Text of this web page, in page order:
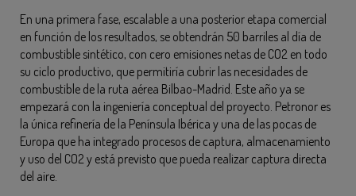
En una primera fase, escalable a una posterior etapa comercial
en función de los resultados, se obtendrán 50 barriles al día de
combustible sintético, con cero emisiones netas de CO2 en todo
su ciclo productivo, que permitiría cubrir las necesidades de
combustible de la ruta aérea Bilbao-Madrid. Este año ya se
empezará con la ingeniería conceptual del proyecto. Petronor es
la única refinería de la Península Ibérica y una de las pocas de
Europa que ha integrado procesos de captura, almacenamiento
y uso del CO2 y está previsto que pueda realizar captura directa
del aire.